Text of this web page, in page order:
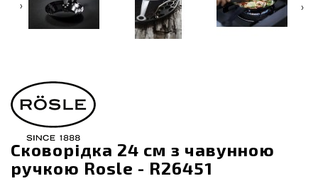
‹ ›
Сковорідка 24 см з чавунною
ручкою Rosle - R26451